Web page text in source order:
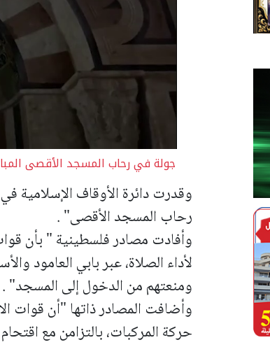
جولة في رحاب المسجد الأقصى
رحاب المسجد الأقصى" .
وأفادت مصادر فلسطينية " بأن
لأداء الصلاة، عبر بابي العامود
ومنعتهم من الدخول إلى المسجد" .
وأضافت المصادر ذاتها "أن قوات
حركة المركبات، بالتزامن مع